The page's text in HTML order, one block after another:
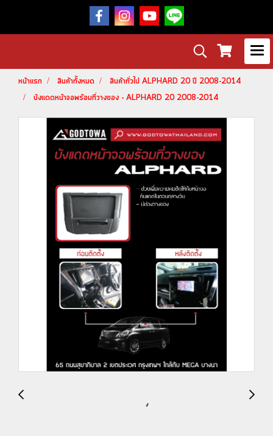
หน้าแรก สินค้าทั้งหมด
สินค้าทั่วไป ALPHARD 20 ปี 2008-2014
บังแดดหน้าจอพร้อมที่วางของ - ALPHARD 20 2008-2014